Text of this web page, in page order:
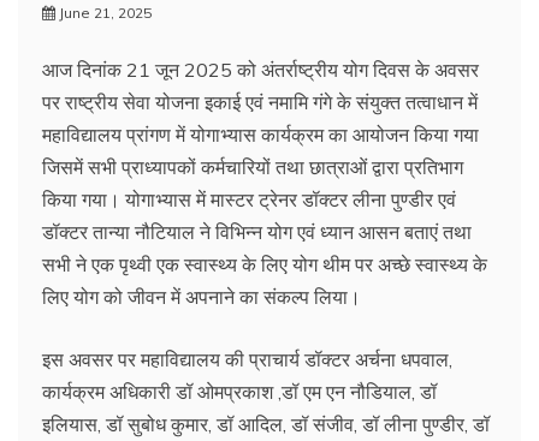
June 21, 2025
आज दिनांक 21 जून 2025 को अंतर्राष्ट्रीय योग दिवस के अवसर
पर राष्ट्रीय सेवा योजना इकाई एवं नमामि गंगे के संयुक्त तत्वाधान में
महाविद्यालय प्रांगण में योगाभ्यास कार्यक्रम का आयोजन किया गया
जिसमें सभी प्राध्यापकों कर्मचारियों तथा छात्राओं द्वारा प्रतिभाग
किया गया। योगाभ्यास में मास्टर ट्रेनर डॉक्टर लीना पुण्डीर एवं
डॉक्टर तान्या नौटियाल ने विभिन्न योग एवं ध्यान आसन बताएं तथा
सभी ने एक पृथ्वी एक स्वास्थ्य के लिए योग थीम पर अच्छे स्वास्थ्य के
लिए योग को जीवन में अपनाने का संकल्प लिया।
इस अवसर पर महाविद्यालय की प्राचार्य डॉक्टर अर्चना धपवाल,
कार्यक्रम अधिकारी डॉ ओमप्रकाश ,डॉ एम एन नौडियाल, डॉ
इलियास, डॉ सुबोध कुमार, डॉ आदिल, डॉ संजीव, डॉ लीना पुण्डीर, डॉ